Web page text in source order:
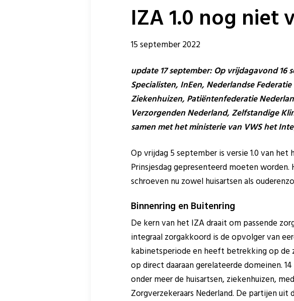
IZA 1.0 nog niet
15 september 2022
update 17 september: Op vrijdagavond 16
Specialisten, InEen, Nederlandse
Ziekenhuizen, Patiëntenfederatie
Verzorgenden Nederland, Zelfstandige
samen met het ministerie van VWS het
Op vrijdag 5 september is versie 1.0 van
Prinsjesdag gepresenteerd moeten
schroeven nu zowel huisartsen als
Binnenring en Buitenring
De kern van het IZA draait om passende
integraal zorgakkoord is de opvolger van
kabinetsperiode en heeft betrek­king op de
op direct daaraan gerelateerde domeinen.
onder meer de huisartsen, ziekenhuizen,
Zorgverzekeraars Nederland. De partijen uit